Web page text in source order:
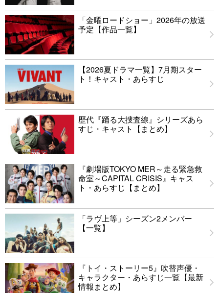
「金曜ロードショー」2026年の放送
予定【作品一覧】
【2026夏ドラマ一覧】7月期スター
ト！キャスト・あらすじ
歴代『踊る大捜査線』シリーズあら
すじ・キャスト【まとめ】
『劇場版TOKYO MER～走る緊急救
命室～CAPITAL CRISIS』キャス
ト・あらすじ【まとめ】
「ラヴ上等」シーズン2メンバー
【一覧】
『トイ・ストーリー5』吹替声優・
キャラクター・あらすじ一覧【最新
情報まとめ】